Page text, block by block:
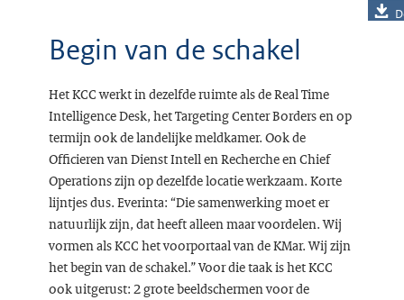
Begin van de schakel
Het KCC werkt in dezelfde ruimte als de Real Time
Intelligence Desk, het Targeting Center Borders en op
termijn ook de landelijke meldkamer. Ook de
Officieren van Dienst Intell en Recherche en Chief
Operations zijn op dezelfde locatie werkzaam. Korte
lijntjes dus. Everinta: “Die samenwerking moet er
natuurlijk zijn, dat heeft alleen maar voordelen. Wij
vormen als KCC het voorportaal van de KMar. Wij zijn
het begin van de schakel.” Voor die taak is het KCC
ook uitgerust: 2 grote beeldschermen voor de